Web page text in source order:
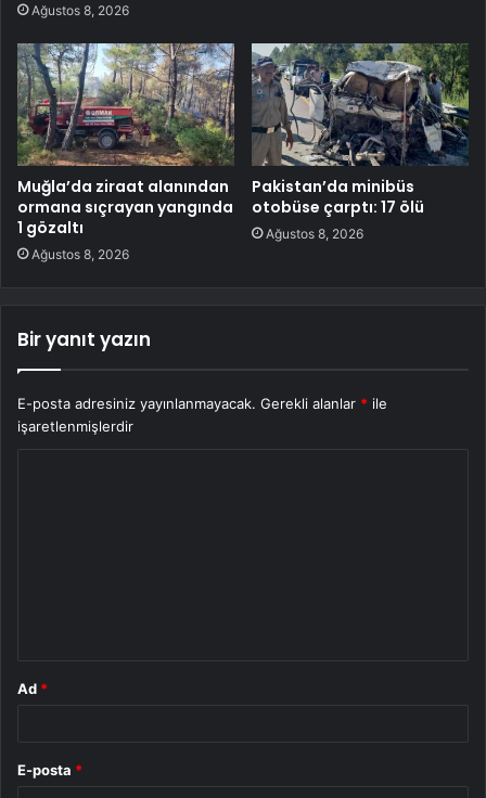
Ağustos 8, 2026
Muğla’da ziraat alanından
ormana sıçrayan yangında
1 gözaltı
Ağustos 8, 2026
Pakistan’da minibüs
otobüse çarptı: 17 ölü
Ağustos 8, 2026
Bir yanıt yazın
E-posta adresiniz yayınlanmayacak. Gerekli alanlar * ile
işaretlenmişlerdir
Ad *
E-posta *